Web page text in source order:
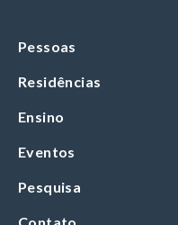
Pessoas
Residências
Ensino
Eventos
Pesquisa